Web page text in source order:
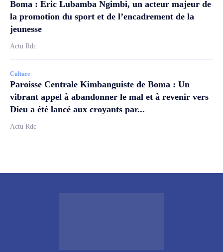
Boma : Éric Lubamba Ngimbi, un acteur majeur de
la promotion du sport et de l’encadrement de la
jeunesse
Actu Rdc
Culture
Paroisse Centrale Kimbanguiste de Boma : Un
vibrant appel à abandonner le mal et à revenir vers
Dieu a été lancé aux croyants par...
Actu Rdc